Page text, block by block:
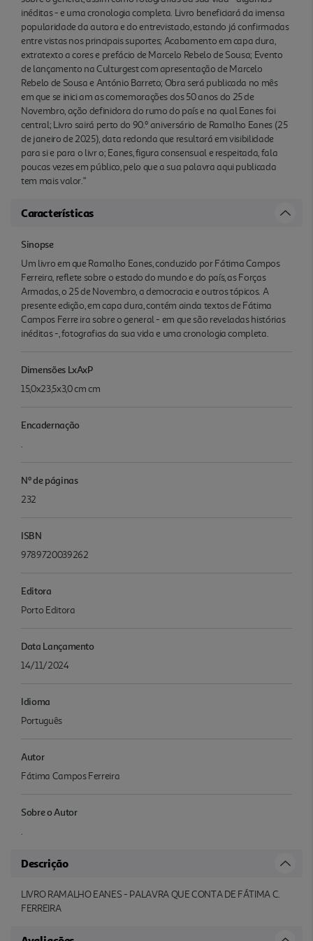
inéditas - e uma cronologia completa. Livro beneficiará da imensa
popularidade da autora e do entrevistado, estando já confirmadas
entre vistas nos principais suportes; Acabamento em capa dura,
extratexto a cores e prefácio de Marcelo Rebelo de Sousa; Evento
de lançamento na Culturgest com apresentação de Marcelo
Rebelo de Sousa e António Barreto; Obra será publicada no mês
em que se inici am as comemorações dos 50 anos do 25 de
Novembro, ação definidora do rumo do país e na qual Eanes foi
central; Livro sairá perto do 90.º aniversário de Ramalho Eanes (25
de janeiro de 2025), data redonda que resultará em visibilidade
para si e para o livr o; Eanes, figura consensual e respeitada, fala
poucas vezes em público, pelo que a sua palavra aqui publicada
tem mais valor."
Características
Sinopse
Um livro em que Ramalho Eanes, conduzido por Fátima Campos
Ferreira, reflete sobre o estado do mundo e do país, as Forças
Armadas, o 25 de Novembro, a democracia e outros tópicos. A
presente edição, em capa dura, contém ainda textos de Fátima
Campos Ferre ira sobre o general - em que são reveladas histórias
inéditas -, fotografias da sua vida e uma cronologia completa.
Dimensões LxAxP
15,0x23,5x3,0 cm cm
Encadernação
.
Nº de páginas
232
ISBN
9789720039262
Editora
Porto Editora
Data Lançamento
14/11/2024
Idioma
Português
Autor
Fátima Campos Ferreira
Sobre o Autor
.
Descrição
LIVRO RAMALHO EANES - PALAVRA QUE CONTA DE FÁTIMA C.
FERREIRA